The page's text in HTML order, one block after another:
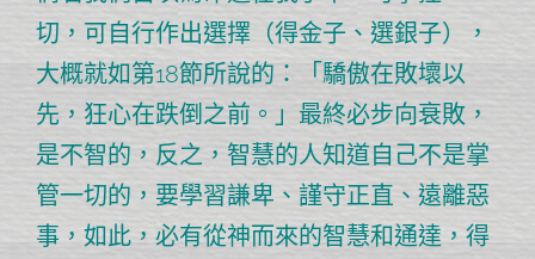
切，可自行作出選擇（得金子、選銀子），
大概就如第18節所說的：「驕傲在敗壞以
先，狂心在跌倒之前。」最終必步向衰敗，
是不智的，反之，智慧的人知道自己不是掌
管一切的，要學習謙卑、謹守正直、遠離惡
事，如此， 必有從神而來的智慧和通達，得